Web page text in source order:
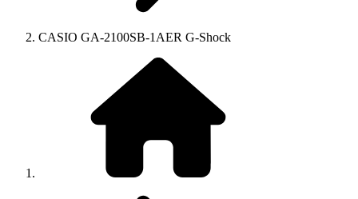
CASIO GA-2100SB-1AER G-Shock